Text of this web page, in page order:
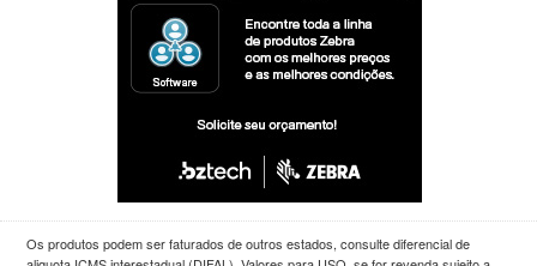
Os produtos podem ser faturados de outros estados, consulte diferencial de